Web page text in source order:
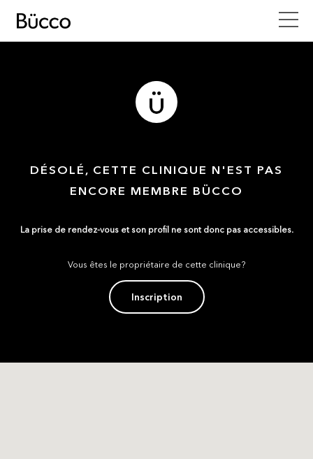
DÉSOLÉ, CETTE CLINIQUE N'EST PAS
ENCORE MEMBRE BÜCCO
La prise de rendez-vous et son profil ne sont donc pas accessibles.
Vous êtes le propriétaire de cette clinique?
Inscription